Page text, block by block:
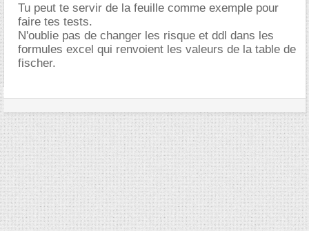
Tu peut te servir de la feuille comme exemple pour
faire tes tests.
N'oublie pas de changer les risque et ddl dans les
formules excel qui renvoient les valeurs de la table de
fischer.